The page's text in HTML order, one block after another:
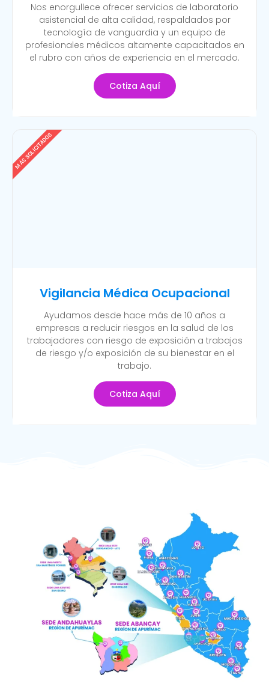
Nos enorgullece ofrecer servicios de laboratorio
asistencial de alta calidad, respaldados por
tecnología de vanguardia y un equipo de
profesionales médicos altamente capacitados en
el rubro con años de experiencia en el mercado.
Cotiza Aquí
Vigilancia Médica Ocupacional
Ayudamos desde hace más de 10 años a
empresas a reducir riesgos en la salud de los
trabajadores con riesgo de exposición a trabajos
de riesgo y/o exposición de su bienestar en el
trabajo.
Cotiza Aquí
MÁS SOLICITADOS